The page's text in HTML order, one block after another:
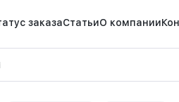
заказаСтатьиО компании